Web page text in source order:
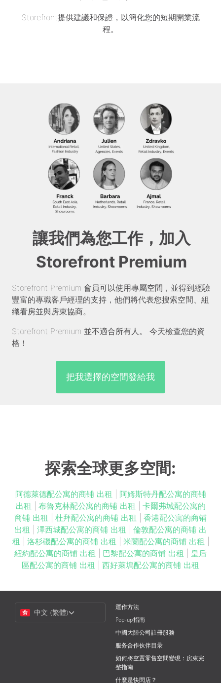
Storefront提供建議和保證，以簡化您的短期開業流
程。
讓我們為您工作，加入
Storefront Premium
Storefront Premium 會員可以使用專屬空間，並得到經驗
豐富的專職客戶經理的支持，他們將代表您搜索空間、組
織看房並與房東協商。
Storefront Premium 並不適合所有人。 今天檢查您的資
格！
把我選擇的空間發給我
探索全球更多空間:
阿德萊德配公寓的商铺 出租
阿姆斯特丹配公寓的商铺
出租
布魯克林配公寓的商铺 出租
卡爾弗城配公寓的
商铺 出租
杜拜配公寓的商铺 出租
香港配公寓的商铺
出租
澤西城配公寓的商铺 出租
倫敦配公寓的商铺 出
租
洛杉磯配公寓的商铺 出租 米蘭配公寓的商铺 出租
紐約配公寓的商铺 出租
巴黎配公寓的商铺 出租
皇后
區配公寓的商铺 出租
西好萊塢配公寓的商铺 出租
Language
中文 (繁體)
運作方法
Pop-up指南
中國大陸公司註冊服務
服务合作伙伴目录
如何將空置零售空間變現：房東完
整指南
什麼是快閃店？